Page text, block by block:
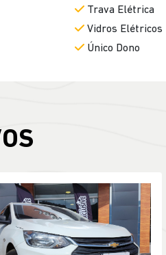
Trava Elétrica
Vidros Elétricos
Único Dono